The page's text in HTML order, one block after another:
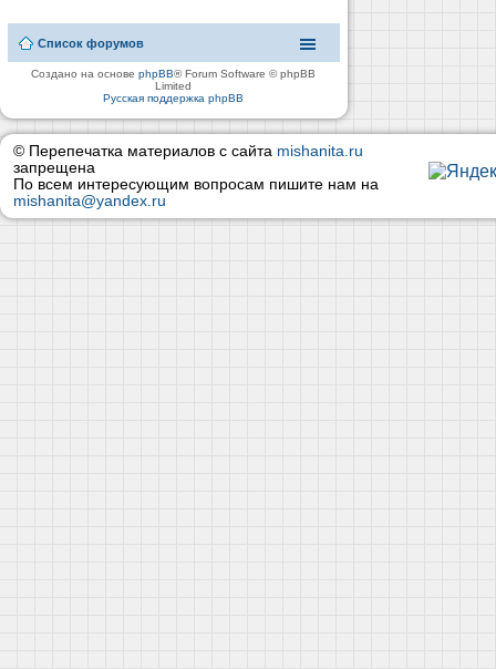
Список форумов
Создано на основеphpBB® Forum Software © phpBB
Limited
Русская поддержка phpBB
© Перепечатка материалов с сайта mishanita.ru
запрещена
По всем интересующим вопросам пишите нам на
mishanita@yandex.ru